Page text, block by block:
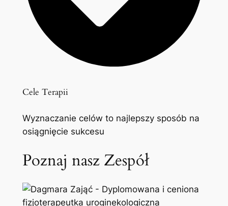
Cele Terapii
Wyznaczanie celów to najlepszy sposób na
osiągnięcie sukcesu
Poznaj nasz Zespół